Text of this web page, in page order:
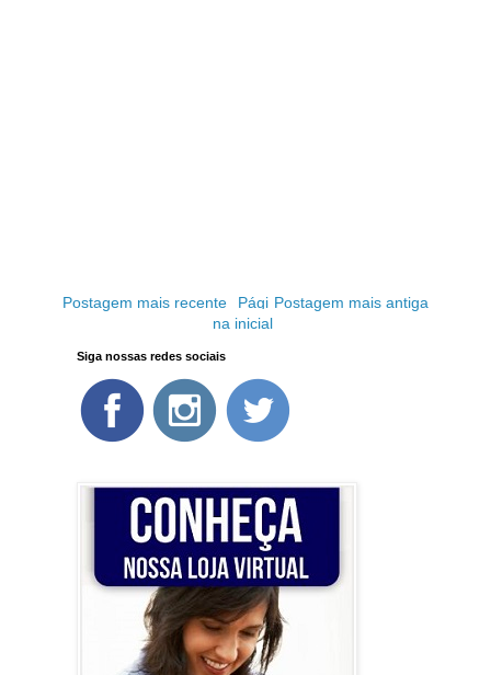
Postagem mais recente Postagem mais antiga
Pági
na inicial
Siga nossas redes sociais